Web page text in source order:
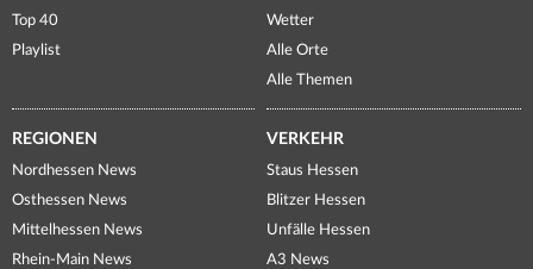
Top 40
Playlist
Wetter
Alle Orte
Alle Themen
REGIONEN
Nordhessen News
Osthessen News
Mittelhessen News
Rhein-Main News
VERKEHR
Staus Hessen
Blitzer Hessen
Unfälle Hessen
A3 News